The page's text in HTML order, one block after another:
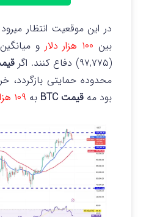
در این موقعیت انتظار
بین ۱۰۰ هزار دلار
(۹۷,۷۷۵) دفاع کنند. اگر
محدوده حمایتی بازگردد،
بود مه قیمت BTC به ۱۰۹ هزار دلار